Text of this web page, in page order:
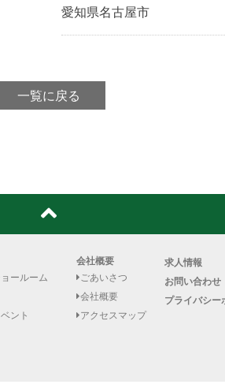
愛知県名古屋市
一覧に戻る
ールーム
ント
会社概要
ごあいさつ
会社概要
アクセスマップ
求人情報
お問い合わせ
プライバシー